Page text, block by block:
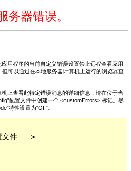
务器错误。
用程序的当前自定义错误设置禁止远程查看应用
可以通过在本地服务器计算机上运行的浏览器查
上查看此特定错误消息的详细信息，请在位于当
配置文件中创建一个 <customErrors> 标记。然
特性设置为“Off”。
文件 -->